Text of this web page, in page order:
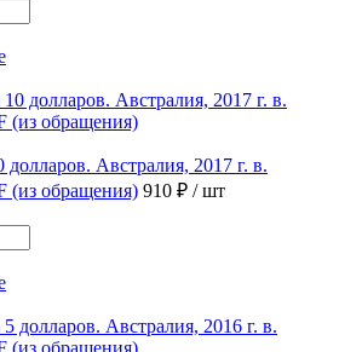
Австралия, 2017 г. в.
(из обращения) 910 ₽ / шт